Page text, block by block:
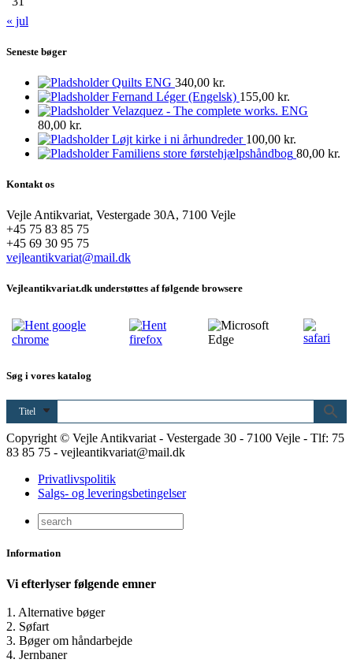
« jul
Seneste bøger
Quilts ENG 340,00 kr.
Fernand Léger (Engelsk) 155,00 kr.
Velazquez - The complete works. ENG
80,00 kr.
Løjt kirke i ni århundreder 100,00 kr.
Familiens store førstehjælpshåndbog 80,00 kr.
Kontakt os
Vejle Antikvariat, Vestergade 30A, 7100 Vejle
+45 75 83 85 75
+45 69 30 95 75
vejleantikvariat@mail.dk
Vejleantikvariat.dk understøttes af følgende browsere
Søg i vores katalog
Titel
Copyright © Vejle Antikvariat - Vestergade 30 - 7100 Vejle - Tlf: 75
83 85 75 - vejleantikvariat@mail.dk
Privatlivspolitik
Salgs- og leveringsbetingelser
Information
Vi efterlyser følgende emner
1. Alternative bøger
2. Søfart
3. Bøger om håndarbejde
4. Jernbaner